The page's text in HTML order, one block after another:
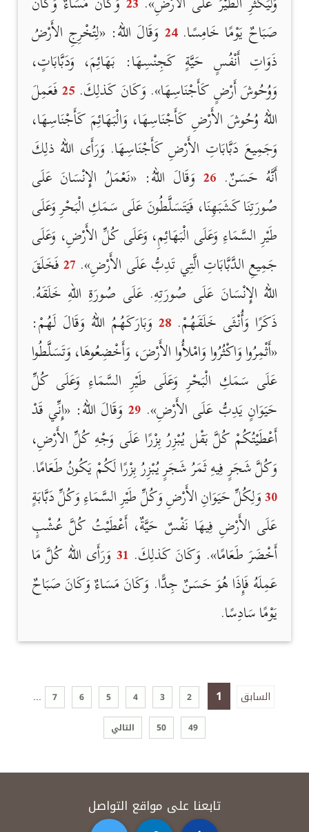
صَبَاحٌ يَوْمًا خَامِسًا.24 وَقَالَ اللهُ: «لِتُخْرِجِ الأَرْضُ
ذَوَاتِ أَنْفُسٍ حَيَّةٍ كَجِنْسِهَا: بَهَائِمَ، وَدَبَّابَاتٍ،
وَوُحُوشَ أَرْضٍ كَأَجْنَاسِهَا». وَكَانَ كَذلِكَ.25فَعَمِلَ
اللهُ وُحُوشَ الأَرْضِ كَأَجْنَاسِهَا، وَالْبَهَائِمَ كَأَجْنَاسِهَا،
وَجَمِيعَ دَبَّابَاتِ الأَرْضِ كَأَجْنَاسِهَا. وَرَأَى اللهُ ذلِكَ
أَنَّهُ حَسَنٌ.26 وَقَالَ اللهُ: «نَعْمَلُ الإِنْسَانَ عَلَى
صُورَتِنَا كَشَبَهِنَا، فَيَتَسَلَّطُونَ عَلَى سَمَكِ الْبَحْرِ وَعَلَى
طَيْرِ السَّمَاءِ وَعَلَى الْبَهَائِمِ، وَعَلَى كُلِّ الأَرْضِ، وَعَلَى
جَمِيعِ الدَّبَّابَاتِ الَّتِي تَدِبُّ عَلَى الأَرْضِ». 27فَخَلَقَ
اللهُ الإِنْسَانَ عَلَى صُورَتِهِ. عَلَى صُورَةِ اللهِ خَلَقَهُ.
ذَكَرًا وَأُنْثَى خَلَقَهُمْ. 28وَبَارَكَهُمُ اللهُ وَقَالَ لَهُمْ:
«أَثْمِرُوا وَاكْثُرُوا وَامْلأُوا الأَرْضَ، وَأَخْضِعُوهَا، وَتَسَلَّطُوا
عَلَى سَمَكِ الْبَحْرِ وَعَلَى طَيْرِ السَّمَاءِ وَعَلَى كُلِّ
حَيَوَانٍ يَدِبُّ عَلَى الأَرْضِ». 29 وَقَالَ اللهُ: «إِنِّي قَدْ
أَعْطَيْتُكُمْ كُلَّ بَقْل يُبْزِرُ بِزْرًا عَلَى وَجْهِ كُلِّ الأَرْضِ،
وَكُلَّ شَجَرٍ فِيهِ ثَمَرُ شَجَرٍ يُبْزِرُ بِزْرًا لَكُمْ يَكُونُ طَعَامًا.
30وَلِكُلِّ حَيَوَانِ الأَرْضِ وَكُلِّ طَيْرِ السَّمَاءِ وَكُلِّ دَبَّابَةٍ
عَلَى الأَرْضِ فِيهَا نَفْسٌ حَيَّةٌ، أَعْطَيْتُ كُلَّ عُشْبٍ
أَخْضَرَ طَعَامًا». وَكَانَ كَذلِكَ. 31 وَرَأَى اللهُ كُلَّ مَا
عَمِلَهُ فَإِذَا هُوَ حَسَنٌ جِدًّا. وَكَانَ مَسَاءٌ وَكَانَ صَبَاحٌ
يَوْمًا سَادِسًا.
السابق 1
2
3
4
5
6
7
...
49
50 التالي
تابعنا على مواقع التواصل